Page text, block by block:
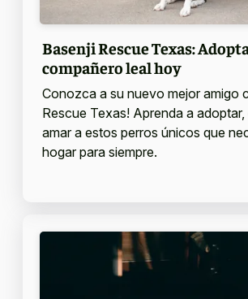
Basenji Rescue Texas:
compañero leal hoy
Conozca a su nuevo mejor amigo
Rescue Texas! Aprenda a
amar a estos perros únicos que
hogar para siempre.